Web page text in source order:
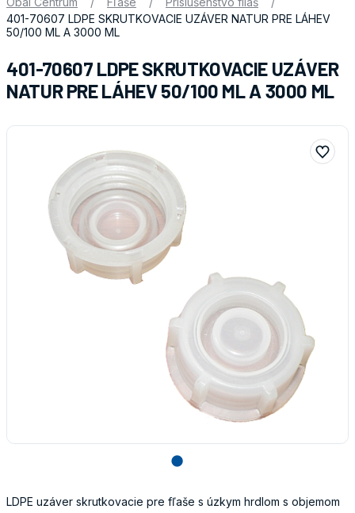
401-70607 LDPE SKRUTKOVACIE UZÁVER NATUR PRE LÁHEV
50/100 ML A 3000 ML
401-70607 LDPE SKRUTKOVACIE UZÁVER
NATUR PRE LÁHEV 50/100 ML A 3000 ML
lens
LDPE uzáver skrutkovacie pre fľaše s úzkym hrdlom s objemom